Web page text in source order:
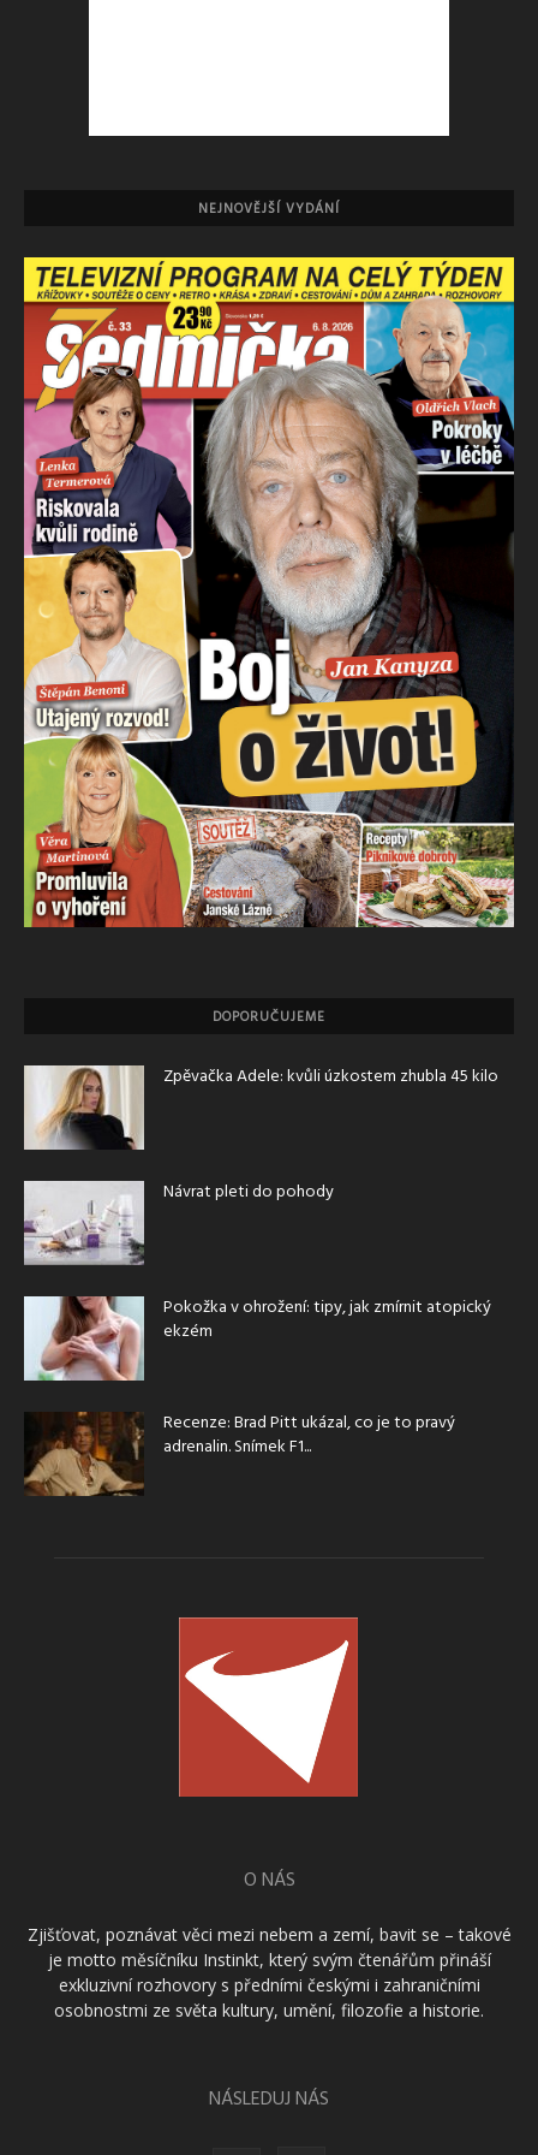
NEJNOVĚJŠÍ VYDÁNÍ
DOPORUČUJEME
Zpěvačka Adele: kvůli úzkostem zhubla 45 kilo
Návrat pleti do pohody
Pokožka v ohrožení: tipy, jak zmírnit atopický
ekzém
Recenze: Brad Pitt ukázal, co je to pravý
adrenalin. Snímek F1...
O NÁS
Zjišťovat, poznávat věci mezi nebem a zemí, bavit se – takové
je motto měsíčníku Instinkt, který svým čtenářům přináší
exkluzivní rozhovory s předními českými i zahraničními
osobnostmi ze světa kultury, umění, filozofie a historie.
NÁSLEDUJ NÁS